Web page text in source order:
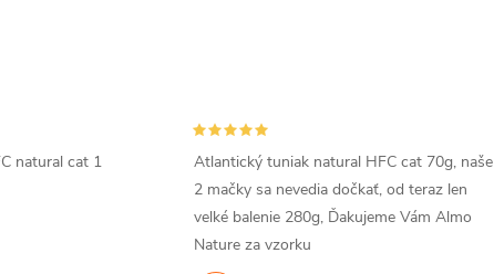
natural cat 1
Atlantický tuniak natural HFC cat 70g, naše
2 mačky sa nevedia dočkať, od teraz len
velké balenie 280g, Ďakujeme Vám Almo
Nature za vzorku